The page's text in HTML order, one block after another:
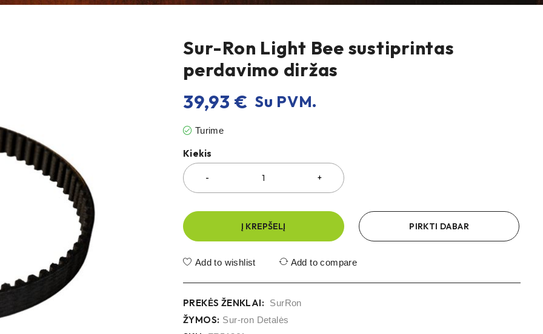
Sur-Ron Light Bee sustiprintas
perdavimo diržas
39,93 € Su PVM.
Turime
Kiekis
Į KREPŠELĮ PIRKTI DABAR
Add to wishlist Add to compare
PREKĖS ŽENKLAI: SurRon
ŽYMOS: Sur-ron Detalės